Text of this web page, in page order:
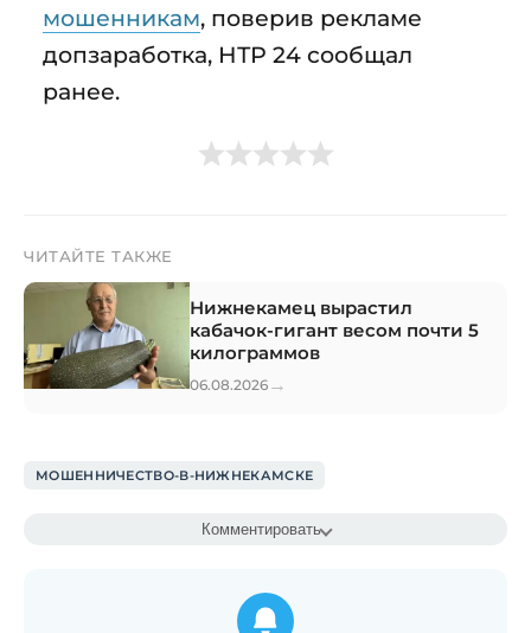
мошенникам, поверив рекламе
допзаработка, НТР 24 сообщал
ранее.
ЧИТАЙТЕ ТАКЖЕ
Нижнекамец вырастил
кабачок-гигант весом почти 5
килограммов
06.08.2026 →
МОШЕННИЧЕСТВО-В-НИЖНЕКАМСКЕ
Комментировать